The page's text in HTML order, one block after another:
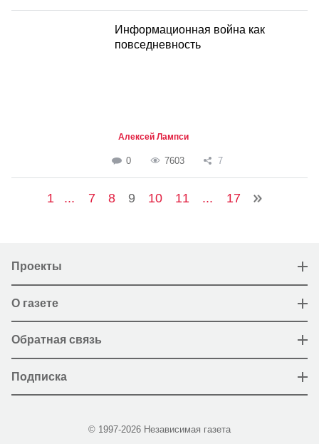
Информационная война как
повседневность
Алексей Лампси
0 7603 7
1 ... 7 8 9 10 11 ... 17
Проекты
О газете
Обратная связь
Подписка
© 1997-2026 Независимая газета